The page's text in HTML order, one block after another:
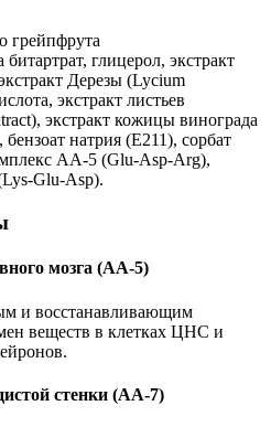
грейпфрута
глицерол, экстракт
Дерезы (Lycium
экстракт листьев
экстракт кожицы винограда
натрия (Е211), сорбат
АА-5 (Glu-Asp-Arg),
Glu-Asp).
мозга (АА-5)
и восстанавливающим
веществ в клетках ЦНС и
стенки (АА-7)